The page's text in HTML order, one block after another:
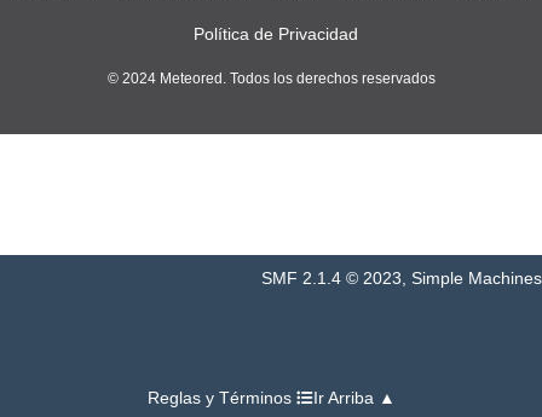
Política de Privacidad
© 2024 Meteored. Todos los derechos reservados
SMF 2.1.4 © 2023, Simple Machines
Reglas y Términos Ir Arriba ▲